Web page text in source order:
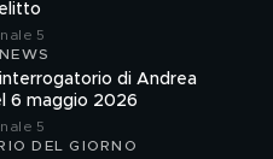
5
di Andrea
6 maggio 2026
5
DEL GIORNO